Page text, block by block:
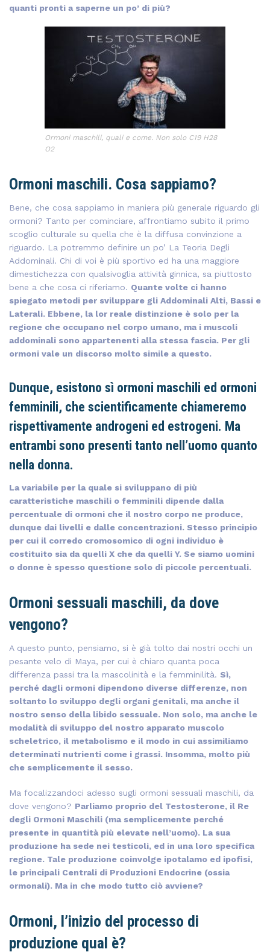
quanti pronti a saperne un po’ di più?
Ormoni maschili, quali e come. Non solo C19 H28
O2
Ormoni maschili. Cosa sappiamo?
Bene, che cosa sappiamo in maniera più generale riguardo gli
ormoni? Tanto per cominciare, affrontiamo subito il primo
scoglio culturale su quella che è la diffusa convinzione a
riguardo. La potremmo definire un po’ La Teoria Degli
Addominali. Chi di voi è più sportivo ed ha una maggiore
dimestichezza con qualsivoglia attività ginnica, sa piuttosto
bene a che cosa ci riferiamo. Quante volte ci hanno
spiegato metodi per sviluppare gli Addominali Alti, Bassi e
Laterali. Ebbene, la lor reale distinzione è solo per la
regione che occupano nel corpo umano, ma i muscoli
addominali sono appartenenti alla stessa fascia. Per gli
ormoni vale un discorso molto simile a questo.
Dunque, esistono sì ormoni maschili ed ormoni
femminili, che scientificamente chiameremo
rispettivamente androgeni ed estrogeni. Ma
entrambi sono presenti tanto nell’uomo quanto
nella donna.
La variabile per la quale si sviluppano di più
caratteristiche maschili o femminili dipende dalla
percentuale di ormoni che il nostro corpo ne produce,
dunque dai livelli e dalle concentrazioni. Stesso principio
per cui il corredo cromosomico di ogni individuo è
costituito sia da quelli X che da quelli Y. Se siamo uomini
o donne è spesso questione solo di piccole percentuali.
Ormoni sessuali maschili, da dove
vengono?
A questo punto, pensiamo, si è già tolto dai nostri occhi un
pesante velo di Maya, per cui è chiaro quanta poca
differenza passi tra la mascolinità e la femminilità. Sì,
perché dagli ormoni dipendono diverse differenze, non
soltanto lo sviluppo degli organi genitali, ma anche il
nostro senso della libido sessuale. Non solo, ma anche le
modalità di sviluppo del nostro apparato muscolo
scheletrico, il metabolismo e il modo in cui assimiliamo
determinati nutrienti come i grassi. Insomma, molto più
che semplicemente il sesso.
Ma focalizzandoci adesso sugli ormoni sessuali maschili, da
dove vengono? Parliamo proprio del Testosterone, il Re
degli Ormoni Maschili (ma semplicemente perché
presente in quantità più elevate nell’uomo). La sua
produzione ha sede nei testicoli, ed in una loro specifica
regione. Tale produzione coinvolge ipotalamo ed ipofisi,
le principali Centrali di Produzioni Endocrine (ossia
ormonali). Ma in che modo tutto ciò avviene?
Ormoni, l’inizio del processo di
produzione qual è?